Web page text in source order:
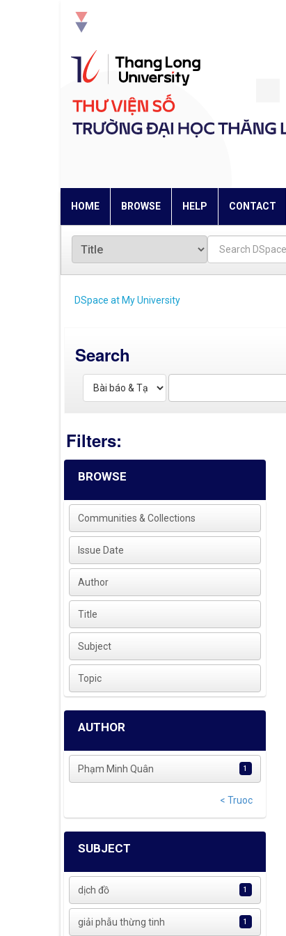
HOME BROWSE HELP CONTACT
DSpace at My University
Search
Filters:
BROWSE
Communities & Collections
Issue Date
Author
Title
Subject
Topic
AUTHOR
Phạm Minh Quân 1
< Truoc
SUBJECT
dịch đồ 1
giải phẫu thừng tinh 1